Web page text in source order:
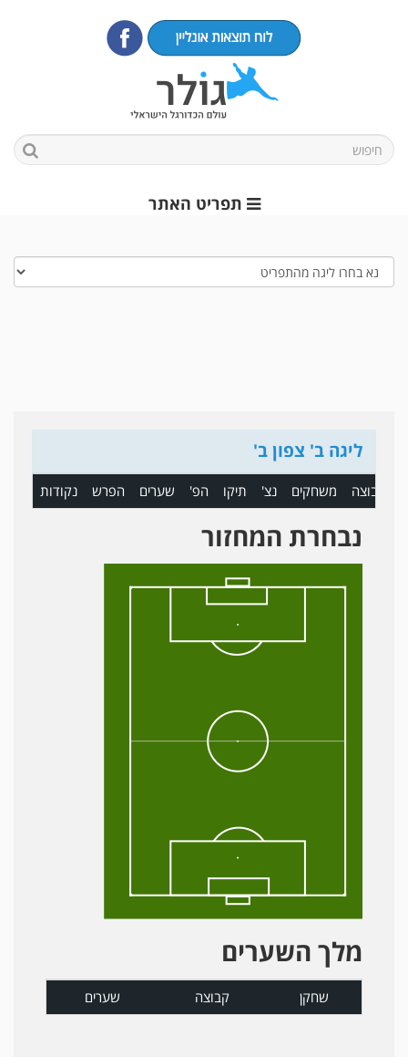
תפריט האתר
ליגה ב' צפון ב'
קבוצה משחקים נצ' תיקו הפ' שערים הפרש נקודות
נבחרת המחזור
מלך השערים
שחקן קבוצה שערים